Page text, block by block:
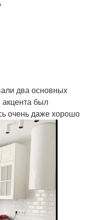
два основных
акцента был
очень даже хорошо